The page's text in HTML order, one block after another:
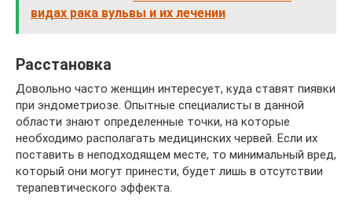
видах рака вульвы и их лечении
Расстановка
Довольно часто женщин интересует, куда ставят пиявки
при эндометриозе. Опытные специалисты в данной
области знают определенные точки, на которые
необходимо располагать медицинских червей. Если их
поставить в неподходящем месте, то минимальный вред,
который они могут принести, будет лишь в отсутствии
терапевтического эффекта.